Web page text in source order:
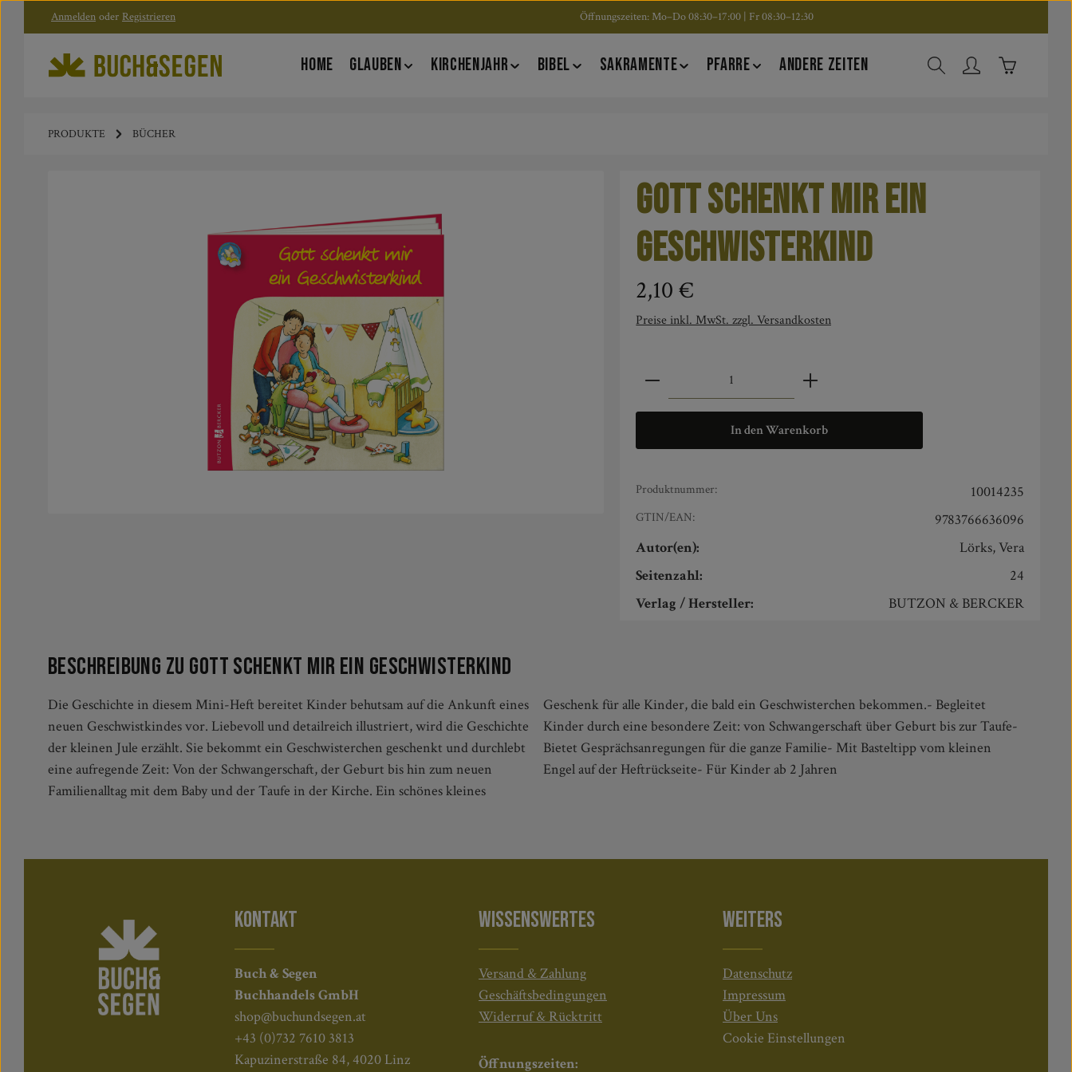
Zum Hauptinhalt springen
Zur Hauptnavigation springen
Anmelden oder Registrieren Öffnungszeiten: Mo–Do 08:30–17:00 | Fr 08:30–12:30
HOME GLAUBEN KIRCHENJAHR BIBEL SAKRAMENTE PFARRE ANDERE ZEITEN Warenkorb
PRODUKTE BÜCHER
Gott schenkt mir ein
Geschwisterkind
Regulärer Preis:
2,10 €
Preise inkl. MwSt. zzgl. Versandkosten
Produkt Anzahl: Gib den gewünschten Wert ein oder
In den Warenkorb
Produktnummer: 10014235
GTIN/EAN:
9783766636096
Autor(en):
Lörks, Vera
Seitenzahl:
24
Verlag / Hersteller:
BUTZON & BERCKER
Beschreibung zu Gott schenkt mir ein Geschwisterkind
Die Geschichte in diesem Mini-Heft bereitet Kinder behutsam auf die Ankunft eines
neuen Geschwistkindes vor. Liebevoll und detailreich illustriert, wird die Geschichte
der kleinen Jule erzählt. Sie bekommt ein Geschwisterchen geschenkt und durchlebt
eine aufregende Zeit: Von der Schwangerschaft, der Geburt bis hin zum neuen
Familienalltag mit dem Baby und der Taufe in der Kirche. Ein schönes kleines
Geschenk für alle Kinder, die bald ein Geschwisterchen bekommen.- Begleitet
Kinder durch eine besondere Zeit: von Schwangerschaft über Geburt bis zur Taufe-
Bietet Gesprächsanregungen für die ganze Familie- Mit Basteltipp vom kleinen
Engel auf der Heftrückseite- Für Kinder ab 2 Jahren
KONTAKT
Buch & Segen
Buchhandels GmbH
shop@buchundsegen.at
+43 (0)732 7610 3813
Kapuzinerstraße 84, 4020 Linz
WISSENSWERTES
Versand & Zahlung
Geschäftsbedingungen
Widerruf & Rücktritt
Öffnungszeiten:
WEITERS
Datenschutz
Impressum
Über Uns
Cookie Einstellungen